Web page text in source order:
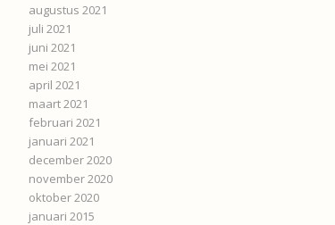
augustus 2021
juli 2021
juni 2021
mei 2021
april 2021
maart 2021
februari 2021
januari 2021
december 2020
november 2020
oktober 2020
januari 2015